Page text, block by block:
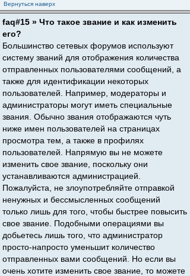
Вернуться наверх
faq#15 » Что такое звание и как изменить
его?
Большинство сетевых форумов используют
систему званий для отображения количества
отправленных пользователями сообщений, а
также для идентификации некоторых
пользователей. Например, модераторы и
администраторы могут иметь специальные
звания. Обычно звания отображаются чуть
ниже имен пользователей на страницах
просмотра тем, а также в профилях
пользователей. Напрямую вы не можете
изменить свое звание, поскольку они
устанавливаются администрацией.
Пожалуйста, не злоупотребляйте отправкой
ненужных и бессмысленных сообщений
только лишь для того, чтобы быстрее повысить
свое звание. Подобными операциями вы
добьетесь лишь того, что администратор
просто-напросто уменьшит количество
отправленных вами сообщений. Но если вы
очень хотите изменить свое звание, то можете